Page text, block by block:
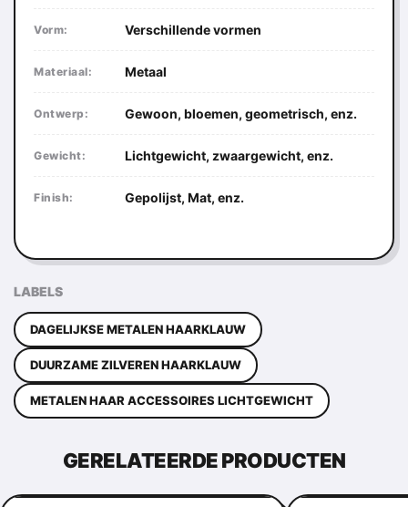
Vorm: Verschillende vormen
Materiaal: Metaal
Ontwerp: Gewoon, bloemen, geometrisch, enz.
Gewicht: Lichtgewicht, zwaargewicht, enz.
Finish: Gepolijst, Mat, enz.
LABELS
DAGELIJKSE METALEN HAARKLAUW
DUURZAME ZILVEREN HAARKLAUW
METALEN HAAR ACCESSOIRES LICHTGEWICHT
GERELATEERDE PRODUCTEN